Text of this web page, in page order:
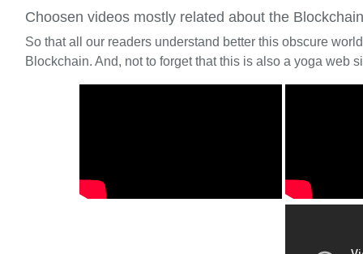
Choosen videos mostly related about the Blockchain
So that all our readers understand better this obscure
Blockchain. And, not to forget that this is also a yoga web